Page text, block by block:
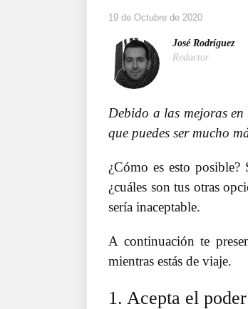
19 de Octubre de 2020
José Rodríguez
Redactor
Debido a las mejoras
que puedes ser mucho
¿Cómo es esto posible?
¿cuáles son tus otras
sería inaceptable.
A continuación te
mientras estás de viaje.
1. Acepta el